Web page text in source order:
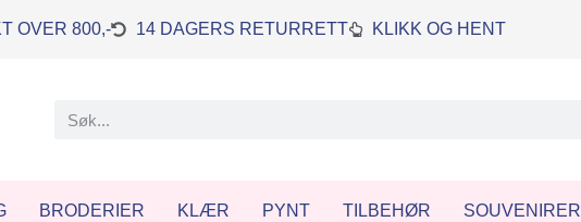
OVER 800,- 14 DAGERS RETURRETT KLIKK OG HENT
BRODERIER KLÆR PYNT TILBEHØR SOUVENIRER